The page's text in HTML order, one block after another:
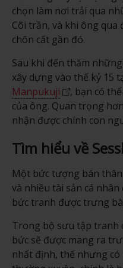
chọn làm nơi trải qua
Cõi trần, và khi ông
chôn cất gần đó.
Sau khi đến thăm
xây dựng vào thế kỷ 15
Manpukuji
, bạn có
của ông. Quan trọng
nhận được chính con
Tìm hiểu về
Một bức tượng bán
và nhiều tài sản cá
bức tranh được trưng
Trong bộ sưu tập tranh
bức sẽ được mang ra
nhất định, thế nhưng